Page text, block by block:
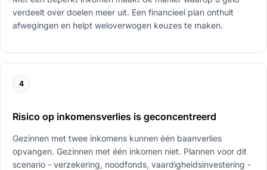
verdeelt over doelen meer uit. Een financieel plan onthult
afwegingen en helpt weloverwogen keuzes te maken.
4
Risico op inkomensverlies is geconcentreerd
Gezinnen met twee inkomens kunnen één baanverlies
opvangen. Gezinnen met één inkomen niet. Plannen voor dit
scenario - verzekering, noodfonds, vaardigheidsinvestering -